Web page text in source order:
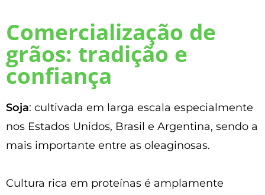
Comercialização de
grãos: tradição e
confiança
Soja: cultivada em larga escala especialmente
nos Estados Unidos, Brasil e Argentina, sendo a
mais importante entre as oleaginosas.
Cultura rica em proteínas é amplamente